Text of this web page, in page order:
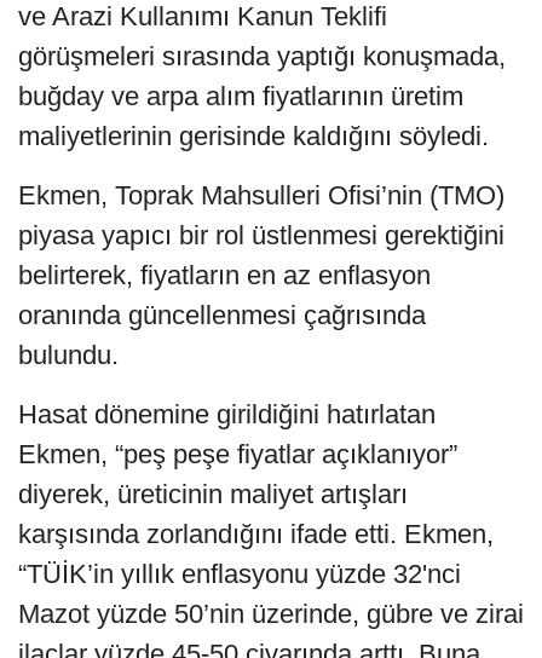
ve Arazi Kullanımı Kanun Teklifi
görüşmeleri sırasında yaptığı konuşmada,
buğday ve arpa alım fiyatlarının üretim
maliyetlerinin gerisinde kaldığını söyledi.
Ekmen, Toprak Mahsulleri Ofisi’nin (TMO)
piyasa yapıcı bir rol üstlenmesi gerektiğini
belirterek, fiyatların en az enflasyon
oranında güncellenmesi çağrısında
bulundu.
Hasat dönemine girildiğini hatırlatan
Ekmen, “peş peşe fiyatlar açıklanıyor”
diyerek, üreticinin maliyet artışları
karşısında zorlandığını ifade etti. Ekmen,
“TÜİK’in yıllık enflasyonu yüzde 32'nci
Mazot yüzde 50’nin üzerinde, gübre ve zirai